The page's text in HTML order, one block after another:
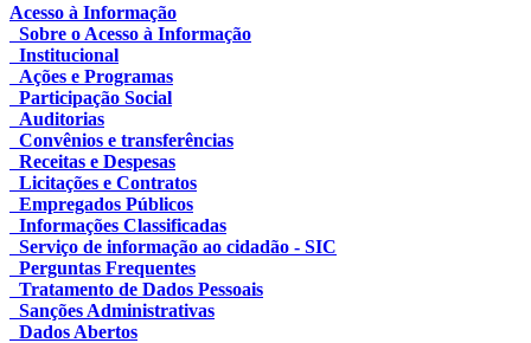
Acesso à Informação
Sobre o Acesso à Informação
Institucional
Ações e Programas
Participação Social
Auditorias
Convênios e transferências
Receitas e Despesas
Licitações e Contratos
Empregados Públicos
Informações Classificadas
Serviço de informação ao cidadão - SIC
Perguntas Frequentes
Tratamento de Dados Pessoais
Sanções Administrativas
Dados Abertos